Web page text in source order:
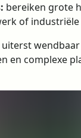
bereiken grote
of
uiterst
en complexe